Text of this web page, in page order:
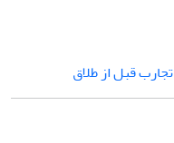
تجارب قبل از طلاق